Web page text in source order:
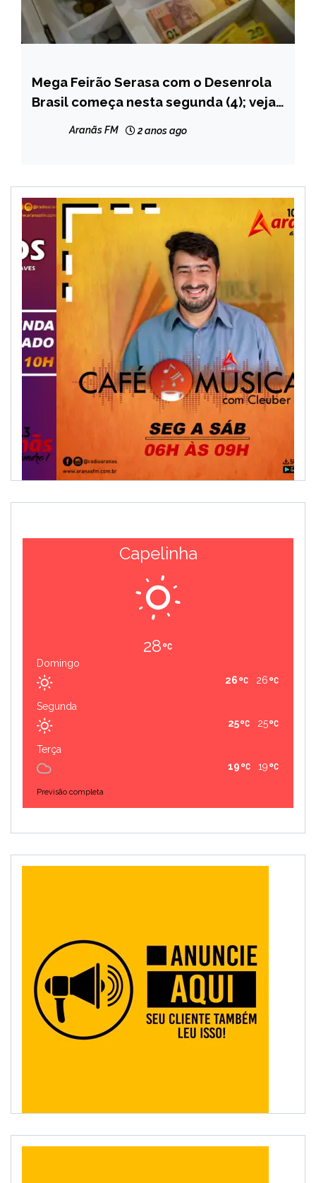
BRASIL
NOTÍCIAS
Mega Feirão Serasa com o Desenrola
Brasil começa nesta segunda (4); veja
Aranãs FM 2 anos ago
Capelinha
28
Domingo
26
26
Segunda
25
25
Terça
19
19
Previsão completa